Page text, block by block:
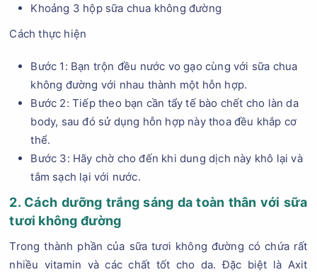
Khoảng 3 hộp sữa chua không đường
Cách thực hiện
Bước 1: Bạn trộn đều nước vo gạo cùng với sữa chua
không đường với nhau thành một hỗn hợp.
Bước 2: Tiếp theo bạn cần tẩy tế bào chết cho làn da
body, sau đó sử dụng hỗn hợp này thoa đều khắp cơ
thể.
Bước 3: Hãy chờ cho đến khi dung dịch này khô lại và
tắm sạch lại với nước.
2. Cách dưỡng trắng sáng da toàn thân với sữa
tươi không đường
Trong thành phần của sữa tươi không đường có chứa rất
nhiều vitamin và các chất tốt cho da. Đặc biệt là Axit